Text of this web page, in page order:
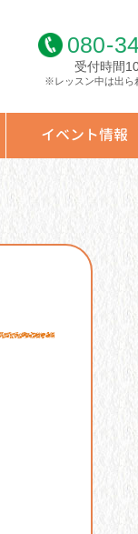
080-
受付時間
※レッスン中は出ら
イベント情報